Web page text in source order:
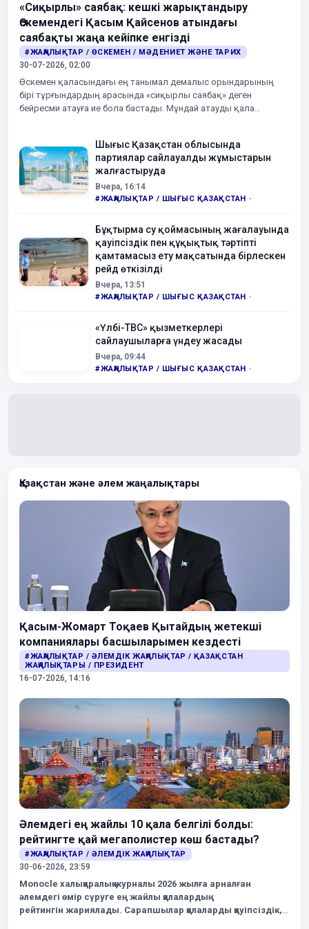
мәдениетті қалыптастыру, сыбайлас
жемқорлықтың
4-08-
2026,
09:25
Елімізде жаз басталғалы бері қайта
жаңғыртудан өткен 70 теміржол вокзалы
ашылды
3-08-
2026,
17:57
Риддерде «Әділет» партиясы тұрғындардың
ұсыныс-тілектерін жинау бойынша қоғамдық
қабылдау өткізді
14:36
Еуропа мен Азияны жалғастыратын жетекші
логистикалық желінің біріне айналдыру»
3-08-
2026,
11:17
«Жоғары деңгейлі миы бар»: Google
роботтарының жаңа буыны
11:04
Telegram-бот арқылы оңай анықтаңыз
2-08-
2026,
17:52
«Әділет» партиясы сайлауалды штабының
өкілдері Ана мен бала орталығында болды
Құрылтай сайлауы қалай өтеді?
«Сиқырлы» саябақ: кешкі жарықтандыру
Өскемендегі Қасым Қайсенов атындағы
саябақты жаңа кейіпке енгізді
#ЖАҢАЛЫҚТАР / ӨСКЕМЕН / МӘДЕНИЕТ ЖӘНЕ ТАРИХ
30-07-2026, 02:00
Өскемен қаласындағы ең танымал демалыс орындарының
бірі тұрғындардың арасында «сиқырлы саябақ» деген
бейресми атауға ие бола бастады. Мұндай атауды қала
саябақта жүргізілген абаттандыру жұмыстары және заманауи
кешкі жарықтандыру жүйесінің орнатылуы.
Шығыс Қазақстан облысында
партиялар сайлауалды жұмыстарын
жалғастыруда
Вчера, 16:14
#ЖАҢАЛЫҚТАР / ШЫҒЫС ҚАЗАҚСТАН ·
Бұқтырма су қоймасының жағалауында
қауіпсіздік пен құқықтық тәртіпті
қамтамасыз ету мақсатында бірлескен
рейд өткізілді
Вчера, 13:51
#ЖАҢАЛЫҚТАР / ШЫҒЫС ҚАЗАҚСТАН ·
«Үлбі-ТВС» қызметкерлері
сайлаушыларға үндеу жасады
Вчера, 09:44
#ЖАҢАЛЫҚТАР / ШЫҒЫС ҚАЗАҚСТАН ·
Қазақстан және әлем жаңалықтары
Қасым-Жомарт Тоқаев Қытайдың жетекші
компаниялары басшыларымен кездесті
#ЖАҢАЛЫҚТАР / ӘЛЕМДІК ЖАҢАЛЫҚТАР / ҚАЗАҚСТАН
ЖАҢАЛЫҚТАРЫ / ПРЕЗИДЕНТ
16-07-2026, 14:16
Әлемдегі ең жайлы 10 қала белгілі болды:
рейтингте қай мегаполистер көш бастады?
#ЖАҢАЛЫҚТАР / ӘЛЕМДІК ЖАҢАЛЫҚТАР
30-06-2026, 23:59
Monocle халықаралық журналы 2026 жылға арналған
әлемдегі өмір сүруге ең жайлы қалалардың
рейтингін жариялады. Сарапшылар қалаларды қауіпсіздік,